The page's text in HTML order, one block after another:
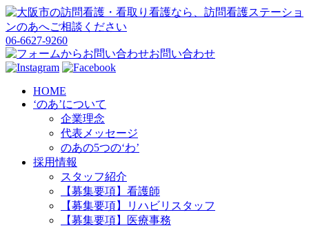
06-6627-9260
お問い合わせ
HOME
‘のあ’について
企業理念
代表メッセージ
のあの5つの‘わ’
採用情報
スタッフ紹介
【募集要項】看護師
【募集要項】リハビリスタッフ
【募集要項】医療事務